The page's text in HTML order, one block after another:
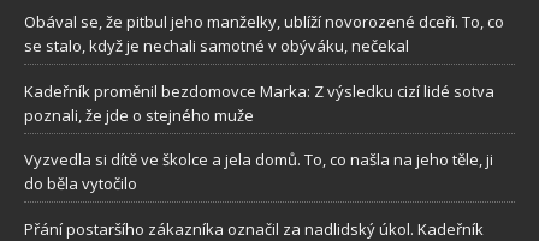
Obával se, že pitbul jeho manželky, ublíží novorozené dceři. To, co
se stalo, když je nechali samotné v obýváku, nečekal
Kadeřník proměnil bezdomovce Marka: Z výsledku cizí lidé sotva
poznali, že jde o stejného muže
Vyzvedla si dítě ve školce a jela domů. To, co našla na jeho těle, ji
do běla vytočilo
Přání postaršího zákazníka označil za nadlidský úkol. Kadeřník